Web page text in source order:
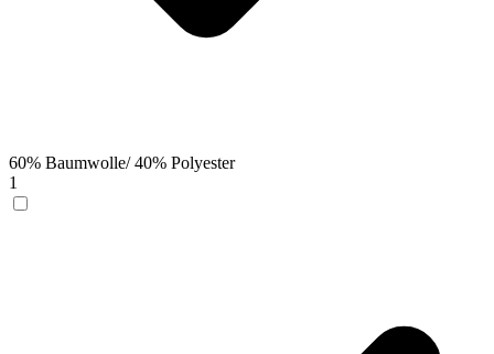
60% Baumwolle/ 40% Polyester
1